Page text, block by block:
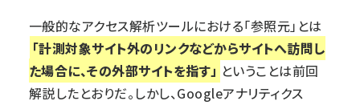
一般的なアクセス解析ツールにおける「参照元」とは
「計測対象サイト外のリンクなどからサイトへ訪問し
た場合に、その外部サイトを指す」 ということは前回
解説したとおりだ。しかし、Googleアナリティクス